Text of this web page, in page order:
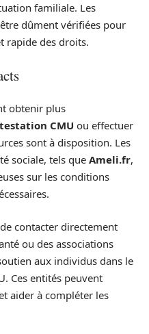
familiale. Les
dûment vérifiées pour
rapide des droits.
obtenir plus
CMU ou effectuer
sont à disposition. Les
sociale, tels que Ameli.fr,
sur les conditions
contacter directement
ou des associations
aux individus dans le
Ces entités peuvent
aider à compléter les